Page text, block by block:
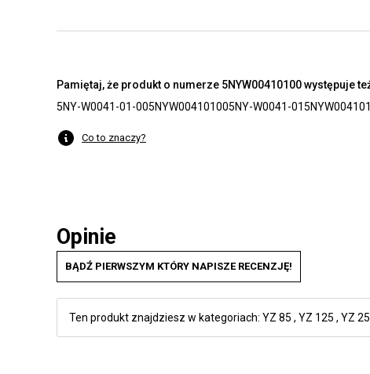
Pamiętaj, że produkt o numerze 5NYW00410100 występuje
5NY-W0041-01-005NYW004101005NY-W0041-015NYW004101
Co to znaczy?
Opinie
BĄDŹ PIERWSZYM KTÓRY NAPISZE RECENZJĘ!
Ten produkt znajdziesz w kategoriach: YZ 85 , YZ 125 , YZ